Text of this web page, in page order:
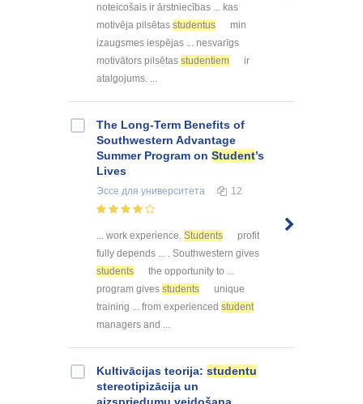
noteicošais ir ārstniecības ... kas
motivēja pilsētas studentus
min
izaugsmes iespējas ... nesvarīgs
motivātors pilsētas studentiem
ir
atalgojums. ...
The Long-Term Benefits of
Southwestern Advantage
Summer Program on Student’s
Lives
Эссе для университета 12
... work experience. Students
profit
fully depends ... . Southwestern gives
students
the opportunity to ...
program gives students
unique
training ... from experienced student
managers and ...
Kultivācijas teorija: studentu
stereotipizācija un
aizspriedumu veidošana